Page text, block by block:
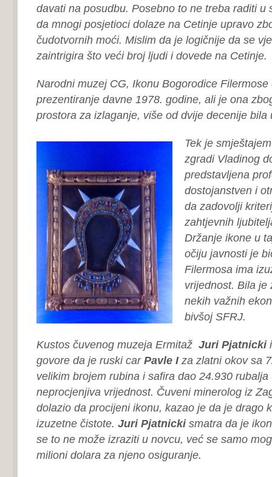
davati na posudbu. Posebno to ne treba raditi u
da mnogi posjetioci dolaze na Cetinje upravo
čudotvornih moći. Mislim da je logičnije da se
zaintrigira što veći broj ljudi i dovede na Cetinje.
Narodni muzej CG, Ikonu Bogorodice
prezentiranje davne 1978. godine, ali je ona
prostora za izlaganje, više od dvije decenije bila
Tek je
zgradi Vladinog
predstavljena
dostojanstven i
da zadovolji
zahtjevnih
Držanje ikone u
očiju javnosti je
Filermosa ima
vrijednost. Bila je
nekih važnih
bivšoj SFRJ.
Kustos čuvenog muzeja Ermitaž Juri Pjatnicki
govore da je ruski carPavle Iza zlatni okov sa
velikim brojem rubina i safira dao 24.930
neprocjenjiva vrijednost. Čuveni minerolog iz
dolazio da procijeni ikonu, kazao je da je drago
izuzetne čistote. Juri Pjatnickismatra da je
se to ne može izraziti u novcu, već se samo
milioni dolara za njeno osiguranje.